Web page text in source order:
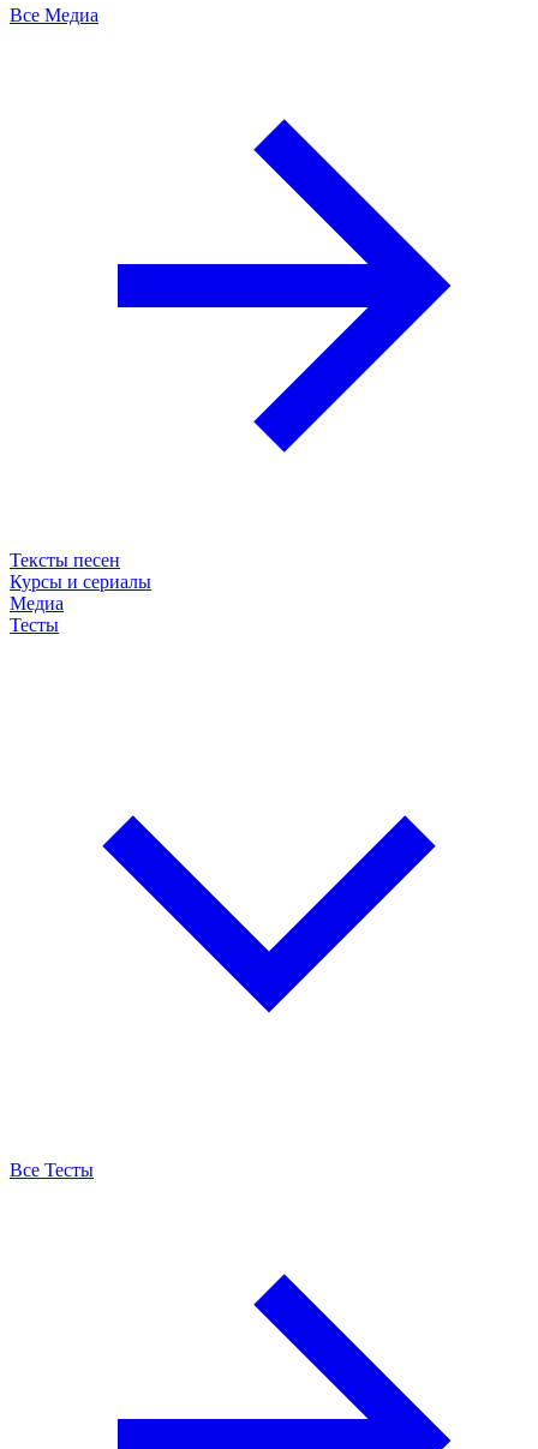
Все Медиа
Тексты песен
Курсы и сериалы
Медиа
Тесты
Все Тесты